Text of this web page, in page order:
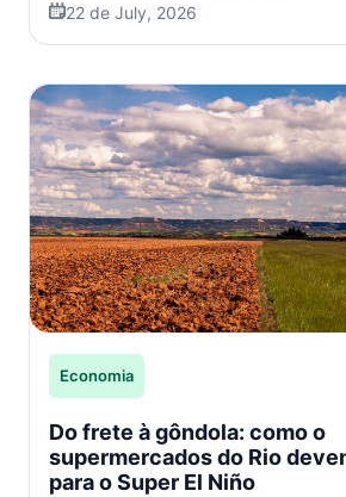
22 de July, 2026
Economia
Do frete à gôndola: como o
supermercados do Rio
para o Super El Niño